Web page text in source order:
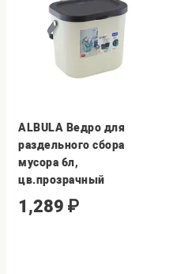
ALBULA Ведро для
раздельного сбора
мусора 6л,
цв.прозрачный
1,289 ₽